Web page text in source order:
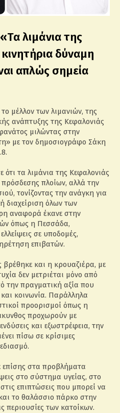
λιμάνια της
δύναμη
απλώς σημεία
μέλλον των λιμανιών, της
ανάπτυξης της Κεφαλονιάς
μιλώντας στην
με τον δημοσιογράφο Σάκη
τα λιμάνια της Κεφαλονιάς
πλοίων, αλλά την
τονίζοντας την ανάγκη για
διαχείριση όλων των
αναφορά έκανε στην
όπως η Πεσσάδα,
σε υποδομές,
επιβατών.
βρέθηκε και η κρουαζιέρα, με
δεν μετριέται μόνο από
την πραγματική αξία που
κοινωνία. Παράλληλα
προορισμοί όπως η
προχωρούν με
και εξωστρέφεια, την
πίσω σε κρίσιμες
στα προβλήματα
στο σύστημα υγείας, στο
επιπτώσεις που μπορεί να
το θαλάσσιο πάρκο στην
περιουσίες των κατοίκων.